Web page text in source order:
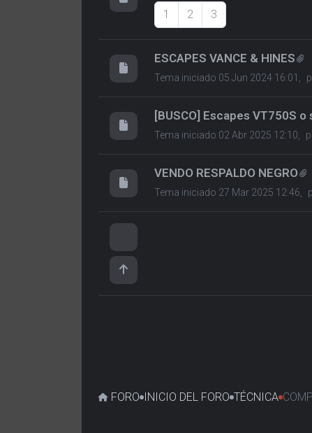
1 2 3
ESCAPES VANCE & HINES
Tema iniciado 05 Jun 2024 16:01,
[BUSCO] Escapes VT750S o
Tema iniciado 02 Abr 2025 12:10,
VENDO RESPALDO NEGRO
Tema iniciado 27 Mar 2025 12:46,
FORO INICIO DEL FORO TÉCNICA